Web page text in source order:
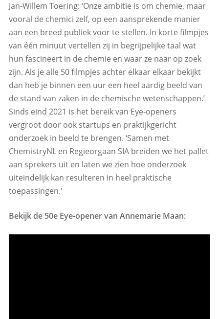
Jan-Willem Toering: ‘Onze ambitie is om chemie, maar
vooral de chemici zelf, op een aansprekende manier
aan een breed publiek voor te stellen. In korte filmpjes
van één minuut vertellen zij in begrijpelijke taal wat
hun fascineert in de chemie en waar ze naar op zoek
zijn. Als je alle 50 filmpjes achter elkaar elkaar bekijkt
dan heb je binnen een uur een heel aardig beeld van
de stand van zaken in de chemische wetenschappen.’
Sinds eind 2021 is het bereik van Eye-openers
vergroot door ook startups en praktijkgericht
onderzoek in beeld te brengen. ‘Samen met
ChemistryNL en Regieorgaan SIA breiden we het pallet
aan sprekers uit en laten we zien hoe onderzoek
uiteindelijk kan resulteren in heel praktische
toepassingen.'
Bekijk de 50e Eye-opener van Annemarie Maan: